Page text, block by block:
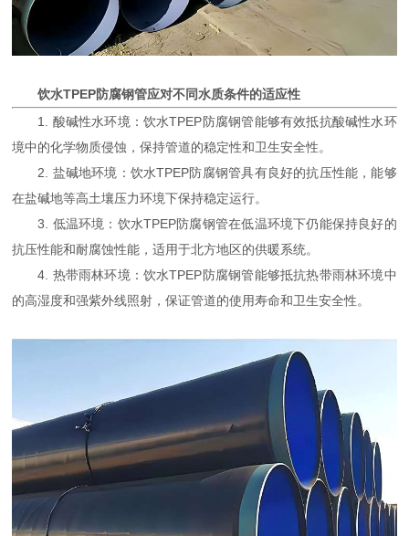
饮水TPEP防腐钢管应对不同水质条件的适应性
1. 酸碱性水环境：饮水TPEP防腐钢管能够有效抵抗酸碱性水环
境中的化学物质侵蚀，保持管道的稳定性和卫生安全性。
2. 盐碱地环境：饮水TPEP防腐钢管具有良好的抗压性能，能够
在盐碱地等高土壤压力环境下保持稳定运行。
3. 低温环境：饮水TPEP防腐钢管在低温环境下仍能保持良好的
抗压性能和耐腐蚀性能，适用于北方地区的供暖系统。
4. 热带雨林环境：饮水TPEP防腐钢管能够抵抗热带雨林环境中
的高湿度和强紫外线照射，保证管道的使用寿命和卫生安全性。